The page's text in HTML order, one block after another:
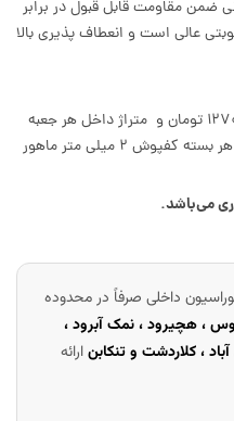
مقاومت قابل قبول در برابر
عالی است و انعطاف پذیری بالا
قیمت هر متر مربع از کفپوش مبلغ ۱۲۷۰۰۰۰ تومان و متراژ داخل هر جعبه
۳.۶ متر مربع می باشد. بنابراین قیمت هر بسته کفپوش ۲ میلی متر ماهور
داخلی صرفاً در محدوده
، هچیرود ، نمک آبرود ،
، کلاردشت و تنکابنارائه